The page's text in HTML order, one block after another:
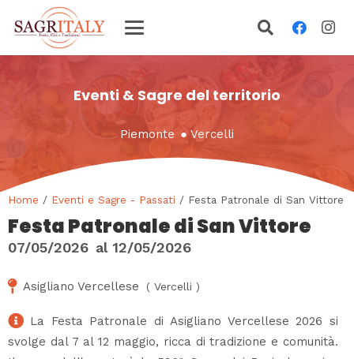
Eventi & Sagre del territorio
Piemonte ● Vercelli
Home / Eventi e Sagre - Passati / Festa Patronale di San Vittore
Festa Patronale di San Vittore
07/05/2026 al 12/05/2026
Asigliano Vercellese ( Vercelli )
La Festa Patronale di Asigliano Vercellese 2026 si
svolge dal 7 al 12 maggio, ricca di tradizione e comunità.